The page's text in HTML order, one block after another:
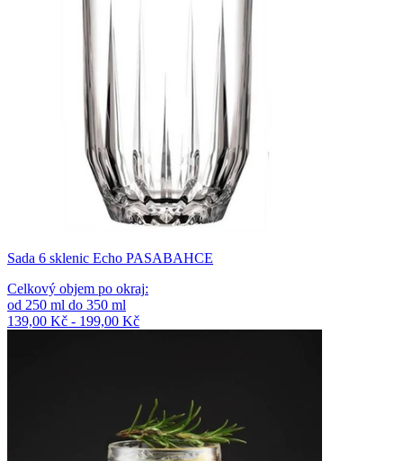
Sada 6 sklenic Echo PASABAHCE
Celkový objem po okraj:
od 250 ml do 350 ml
139,00 Kč - 199,00 Kč